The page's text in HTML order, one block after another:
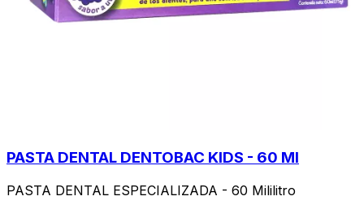
PASTA DENTAL DENTOBAC KIDS - 60 Ml
PASTA DENTAL ESPECIALIZADA - 60 Mililitro